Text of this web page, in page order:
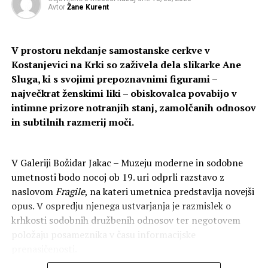
NE PREZRITE
Karpo Godina: Ko je šla svoboda čez rob
Prekinitev subvencije v višini dveh
milijonov evrov
izobraževanje in kulturo (EACEA) po opravljeni pravni
presoji in na priporočilo Evropske komisije sprejela
odločitev o prekinitvi tekoče subvencije Beneškemu
bienalu v višini dveh milijonov evrov.
Po njegovih besedah morajo kulturni projekti,
demokratične vrednote ter spodbujati odprt dialog,
Avtor Žane Kurent
V prostoru nekdanje samostanske cerkve v
Kostanjevici na Krki so zaživela dela slikarke Ane
Sluga, ki s svojimi prepoznavnimi figurami –
največkrat ženskimi liki – obiskovalca povabijo v
intimne prizore notranjih stanj, zamolčanih odnosov
in subtilnih razmerij moči.
V Galeriji Božidar Jakac – Muzeju moderne in sodobne
umetnosti bodo nocoj ob 19. uri odprli razstavo z
naslovomFragile, na kateri umetnica predstavlja novejši
opus. V ospredju njenega ustvarjanja je razmislek o
krhkosti sodobnih družbenih odnosov ter negotovem
položaju posameznika v času informacijske